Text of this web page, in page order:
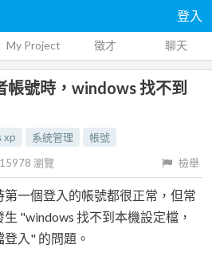
登入
My Project 徵才 聊天
帳號時，windows 找不到
xp 系統管理
帳號
15978 瀏覽 檢舉
第一個登入的帳號都很正常，但常
"windows 找不到本機設定檔，
入" 的問題。